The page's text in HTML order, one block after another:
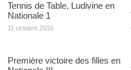
Tennis de Table, Ludivine en
Nationale 1
11 octobre 2016
Première victoire des filles en